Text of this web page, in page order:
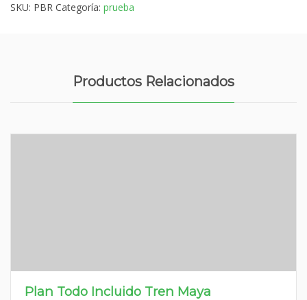
SKU: PBR Categoría: prueba
Productos Relacionados
Plan Todo Incluido Tren Maya